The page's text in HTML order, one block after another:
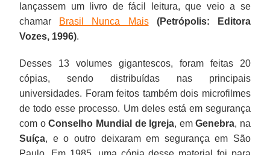
lançassem um livro de fácil leitura, que veio a se
chamar Brasil Nunca Mais(Petrópolis: Editora
Vozes, 1996).
Desses 13 volumes gigantescos, foram feitas 20
cópias, sendo distribuídas nas principais
universidades. Foram feitos também dois microfilmes
de todo esse processo. Um deles está em segurança
com oConselho Mundial de Igreja, emGenebra, na
Suíça, e o outro deixaram em segurança em São